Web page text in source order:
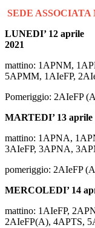
SEDE
LUNEDI’ 12 aprile
2021
mattino: 1APNM,
5APMM, 1AIeFP,
Pomeriggio: 2AIeFP
MARTEDI’ 13 aprile
mattino: 1APNA,
3AIeFP, 3APNA,
pomeriggio: 2AIeFP
MERCOLEDI’ 14
mattino: 1AIeFP,
2AIeFP(A), 4APTS,